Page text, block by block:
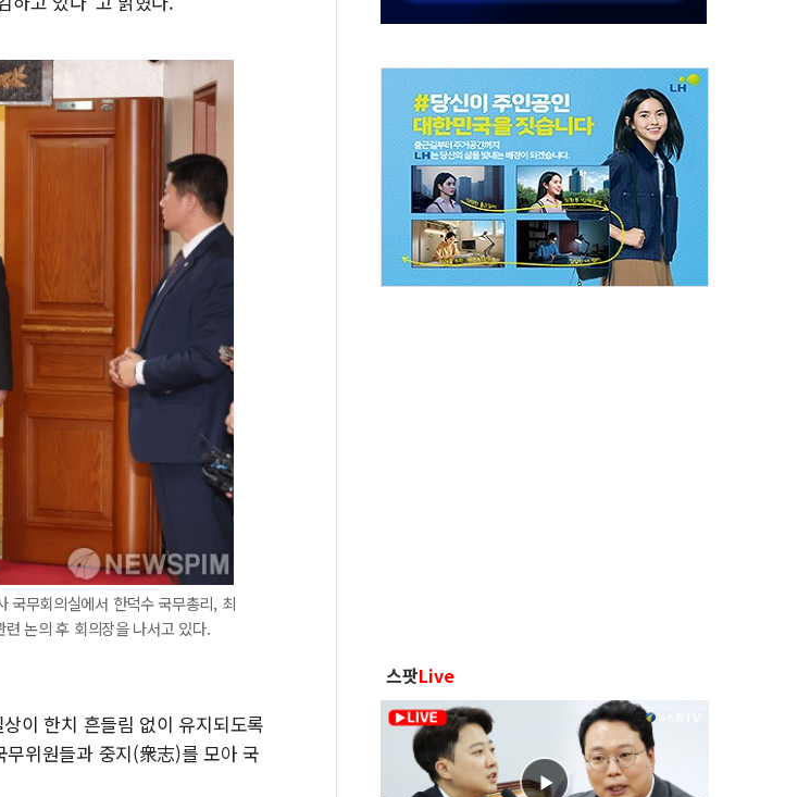
국무회의실에서 한덕수 국무총리, 최
논의 후 회의장을 나서고 있다.
이 한치 흔들림 없이 유지되도록
위원들과 중지(衆志)를 모아 국
스팟Live